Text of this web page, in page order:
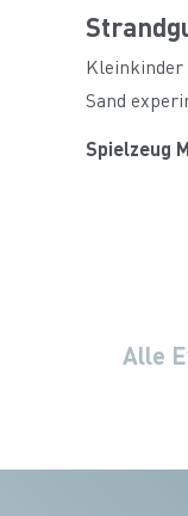
Sand
Spielzeug
Alle